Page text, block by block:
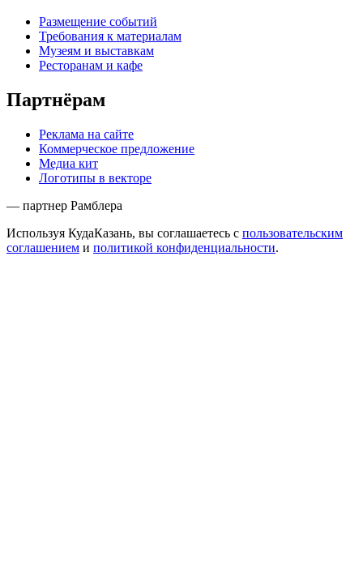
Размещение событий
Требования к материалам
Музеям и выставкам
Ресторанам и кафе
Партнёрам
Реклама на сайте
Коммерческое предложение
Медиа кит
Логотипы в векторе
— партнер Рамблера
Используя КудаКазань, вы соглашаетесь с пользовательским
соглашением и политикой конфиденциальности.